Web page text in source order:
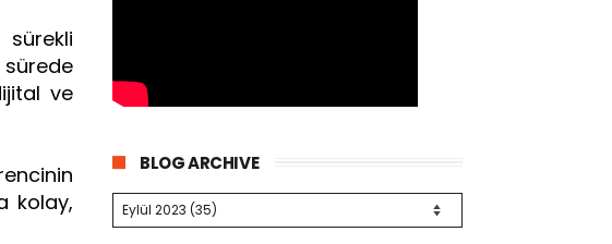
sürekli
ve
kolay,
BLOG ARCHIVE